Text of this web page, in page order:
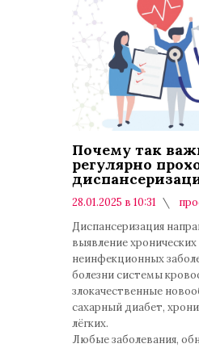
Почему так
регулярно
28.01.2025 в 10:31
Диспансеризация
выявление хронических
неинфекционных
болезни системы
злокачественные
сахарный диабет,
лёгких.
Любые заболевания,